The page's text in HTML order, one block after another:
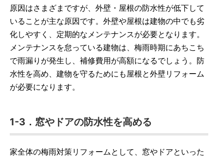
原因はさまざまですが、外壁・屋根の防水性が低下して
いることが主な原因です。外壁や屋根は建物の中でも劣
化しやすく、定期的なメンテナンスが必要となります。
メンテナンスを怠っている建物は、梅雨時期にあちこち
で雨漏りが発生し、補修費用が高額になるでしょう。防
水性を高め、建物を守るためにも屋根と外壁リフォーム
が必要になります。
1-3．窓やドアの防水性を高める
家全体の梅雨対策リフォームとして、窓やドアといった